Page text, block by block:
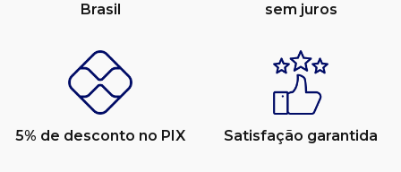
Brasil
sem juros
5% de desconto no PIX Satisfação garantida